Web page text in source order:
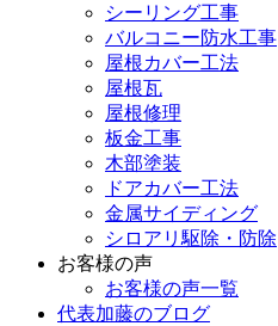
シーリング工事
バルコニー防水工事
屋根カバー工法
屋根瓦
屋根修理
板金工事
木部塗装
ドアカバー工法
金属サイディング
シロアリ駆除・防除
お客様の声
お客様の声一覧
代表加藤のブログ